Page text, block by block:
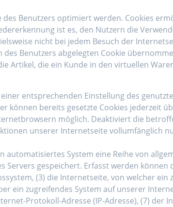
Benutzers optimiert werden. Cookies
ist es, den Nutzern die
nicht bei jedem Besuch der
Benutzers abgelegten Cookie
Artikel, die ein Kunde in den virtuellen
entsprechenden Einstellung des
können bereits gesetzte Cookies jederzeit
möglich. Deaktiviert die
unserer Internetseite vollumfänglich
System eine Reihe von
gespeichert. Erfasst werden können
(3) die Internetseite, von welcher ein
ein zugreifendes System auf unserer
Protokoll-Adresse (IP-Adresse), (7) der